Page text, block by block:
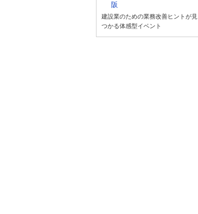
阪
建設業のための業務改善ヒントが見
つかる体感型イベント